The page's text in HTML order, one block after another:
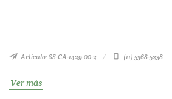
Artículo: SS-CA-1429-00-2 (11) 5368-5238
Ver más